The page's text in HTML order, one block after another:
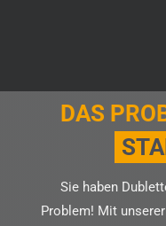
DAS
Sie haben
Problem! Mit